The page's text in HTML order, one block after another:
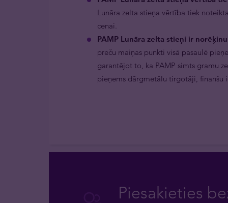
Lunāra zelta stieņa vērtība tiek
cenai.
PAMP Lunāra zelta stieņi ir
preču maiņas punkti visā pasaulē
garantējot to, ka PAMP simts gramu
pieņems dārgmetālu tirgotāji, finanšu
Piesakieties